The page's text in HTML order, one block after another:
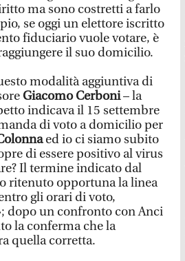
ma sono costretti a farlo
se oggi un elettore iscritto
fiduciario vuole votare, è
il suo domicilio.
modalità aggiuntiva di
Giacomo Cerboni– la
indicava il 15 settembre
di voto a domicilio per
ed io ci siamo subito
di essere positivo al virus
Il termine indicato dal
ritenuto opportuna la linea
gli orari di voto,
dopo un confronto con Anci
la conferma che la
quella corretta.